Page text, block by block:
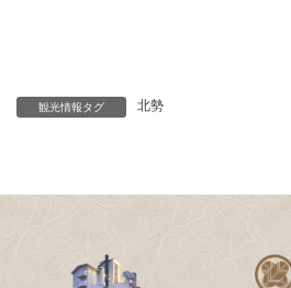
観光情報タグ 北勢